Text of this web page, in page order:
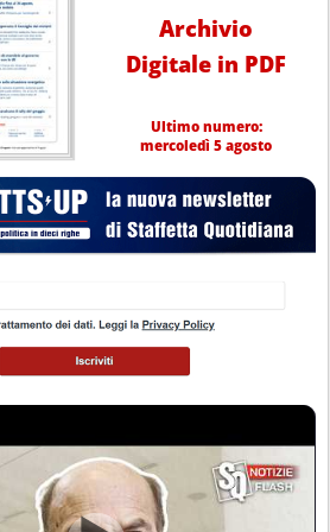
Archivio
Digitale in PDF
Ultimo numero:
mercoledì 5 agosto